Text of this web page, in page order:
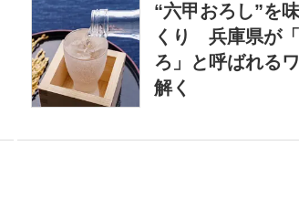
“六甲おろし”を
くり 兵庫県が
ろ」と呼ばれる
解く